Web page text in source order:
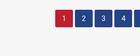
1 2 3 4